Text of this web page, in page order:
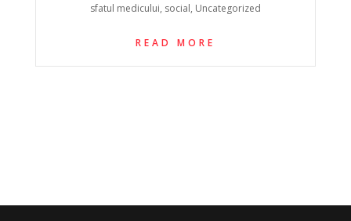
sfatul medicului, social, Uncategorized
READ MORE